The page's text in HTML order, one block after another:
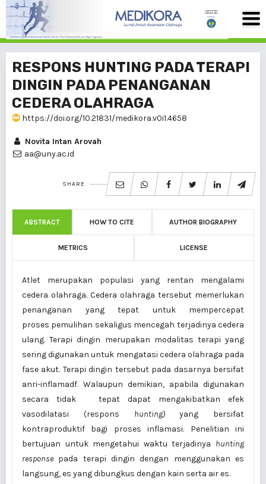
RESPONS HUNTING PADA TERAPI
DINGIN PADA PENANGANAN
CEDERA OLAHRAGA
https://doi.org/10.21831/medikora.v0i1.4658
Novita Intan Arovah
aa@uny.ac.id
SHARE
ABSTRACT HOW TO CITE AUTHOR BIOGRAPHY
METRICS LICENSE
Atlet merupakan populasi yang rentan mengalami
cedera olahraga. Cedera olahraga tersebut memerlukan
penanganan yang tepat untuk mempercepat
proses pemulihan sekaligus mencegah terjadinya cedera
ulang. Terapi dingin merupakan modalitas terapi yang
sering digunakan untuk mengatasi cedera olahraga pada
fase akut. Terapi dingin tersebut pada dasarnya bersifat
anri-inflamadf. Walaupun demikian, apabila digunakan
secara tidak tepat dapat mengakibatkan efek
vasodilatasi (respons hunting)yang bersifat
kontraproduktif bagi proses inflamasi. Penelitian ini
bertujuan untuk mengetahui waktu terjadinya hunting
response pada terapi dingin dengan menggunakan es
langsung, es yang dibungkus dengan kain serta air es.